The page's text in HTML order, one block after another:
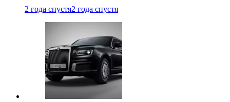
2 года спустя2 года спустя